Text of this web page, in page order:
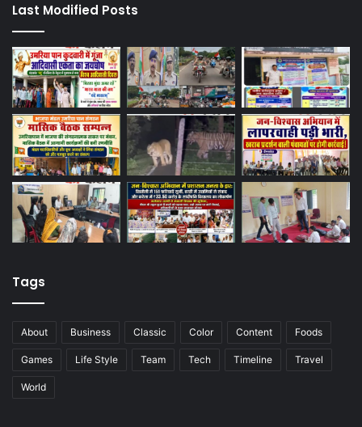
Last Modified Posts
Tags
About Business Classic Color Content Foods
Games Life Style Team Tech Timeline Travel
World